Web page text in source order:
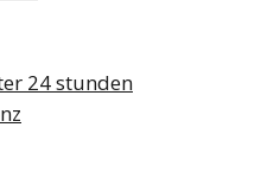
24 stunden